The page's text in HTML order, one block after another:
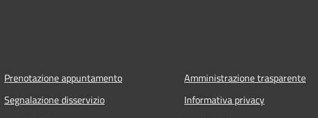
Prenotazione appuntamento
Segnalazione disservizio
Amministrazione trasparente
Informativa privacy